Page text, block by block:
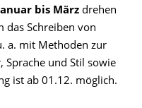
bis März drehen
das Schreiben von
a. mit Methoden zur
Sprache und Stil sowie
ist ab 01.12. möglich.